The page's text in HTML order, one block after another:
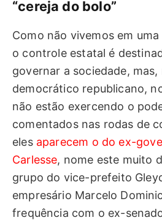
“cereja do bolo”
Como não vivemos em
o controle estatal é
governar a sociedade, mas,
democrático republicano,
não estão exercendo o
comentados nas rodas de
eles aparecem o do ex-
Carlesse, nome este muito
grupo do vice-prefeito
empresário Marcelo
frequência com o ex-